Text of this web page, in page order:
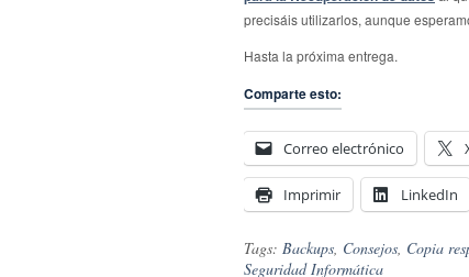
precisáis utilizarlos, aunque
Hasta la próxima entrega.
Comparte esto:
Correo electrónico
Imprimir LinkedIn
Tags: Backups, Consejos, Copia
Seguridad Informática